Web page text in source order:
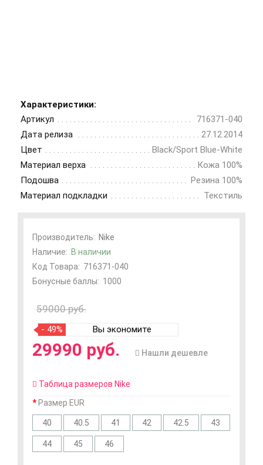
Характеристики:
Артикул
716371-040
Дата релиза
27.12.2014
Цвет
Black/Sport Blue-White
Материал верха
Кожа 100%
Подошва
Резина 100%
Материал подкладки
Текстиль
Производитель: Nike
Наличие: В наличии
Код Товара: 716371-040
Бонусные баллы: 1000
59000 руб.
- 49% Вы экономите
29990 руб. Нашли дешевле
Таблица размеров Nike
Размер EUR
40 40.5 41 42 42.5 43
44 45 46